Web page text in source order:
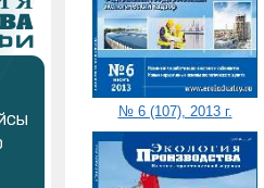
№ 6 (107), 2013 г.